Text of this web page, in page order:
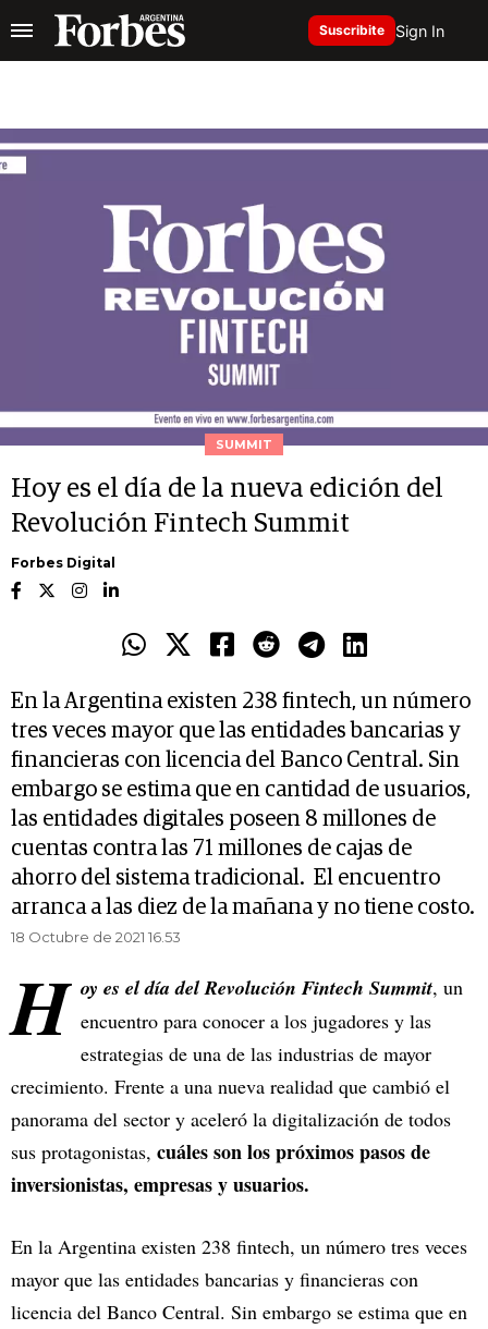
Suscribite Sign In
SUMMIT
Hoy es el día de la nueva edición del
Revolución Fintech Summit
Forbes Digital
En la Argentina existen 238 fintech, un número
tres veces mayor que las entidades bancarias y
financieras con licencia del Banco Central. Sin
embargo se estima que en cantidad de usuarios,
las entidades digitales poseen 8 millones de
cuentas contra las 71 millones de cajas de
ahorro del sistema tradicional. El encuentro
arranca a las diez de la mañana y no tiene costo.
18 Octubre de 2021 16.53
H oy es el día del Revolución Fintech Summit, un
encuentro para conocer a los jugadores y las
estrategias de una de las industrias de mayor
crecimiento. Frente a una nueva realidad que cambió el
panorama del sector y aceleró la digitalización de todos
sus protagonistas, cuáles son los próximos pasos de
inversionistas, empresas y usuarios.
En la Argentina existen 238 fintech, un número tres veces
mayor que las entidades bancarias y financieras con
licencia del Banco Central. Sin embargo se estima que en